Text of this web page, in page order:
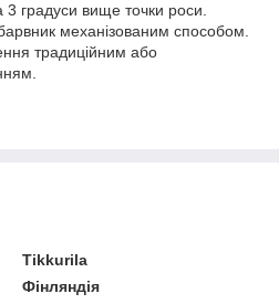
градуси вище точки роси.
механізованим способом.
традиційним або
Tikkurila
Фінляндія